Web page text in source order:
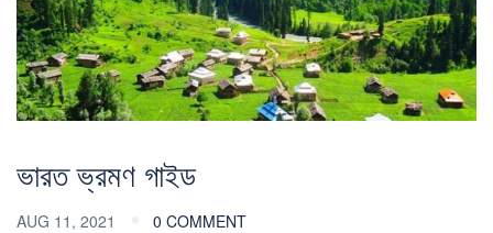
ভারত ভ্রমণ গাইড
AUG 11, 2021 0 COMMENT